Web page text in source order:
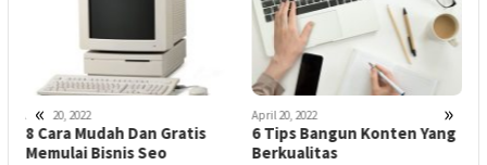
« »
April 20, 2022
8 Cara Mudah Dan Gratis
Memulai Bisnis Seo
April 20, 2022
6 Tips Bangun Konten Yang
Berkualitas